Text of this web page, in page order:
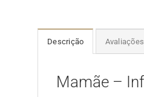
Descrição
Mamãe –